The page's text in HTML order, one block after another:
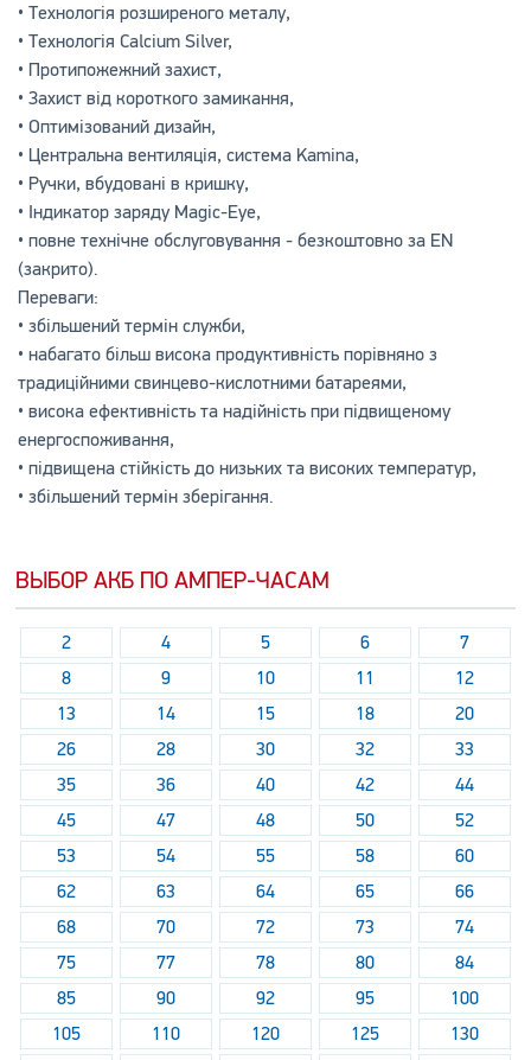
• Технологія розширеного металу,
• Технологія Calcium Silver,
• Протипожежний захист,
• Захист від короткого замикання,
• Оптимізований дизайн,
• Центральна вентиляція, система Kamina,
• Ручки, вбудовані в кришку,
• Індикатор заряду Magic-Eye,
• повне технічне обслуговування - безкоштовно за EN
(закрито).
Переваги:
• збільшений термін служби,
• набагато більш висока продуктивність порівняно з
традиційними свинцево-кислотними батареями,
• висока ефективність та надійність при підвищеному
енергоспоживання,
• підвищена стійкість до низьких та високих температур,
• збільшений термін зберігання.
ВЫБОР АКБ ПО АМПЕР-ЧАСАМ
2 4 5 6
7
8
9 10 11
12
13
14 15 18
20
26
28 30 32
33
35
36 40 42
44
45
47 48 50
52
53
54 55 58
60
62
63 64 65
66
68
70 72 73
74
75
77 78 80
84
85
90 92 95
100
105
110 120 125
130